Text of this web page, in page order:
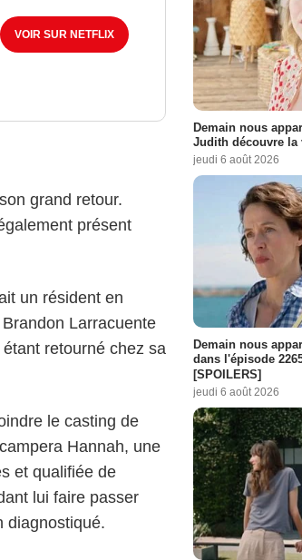
VOIR SUR NETFLIX
grand retour.
présent
un résident en
Larracuente
retourné chez sa
le casting de
Hannah, une
et qualifiée de
lui faire passer
diagnostiqué.
Demain nous
Judith découvre la
jeudi 6 août 2026
Demain nous
dans l'épisode
[SPOILERS]
jeudi 6 août 2026